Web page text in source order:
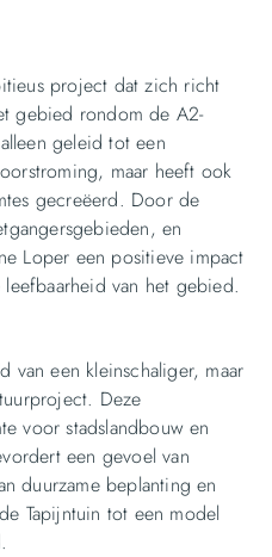
project dat zich richt
gebied rondom de A2-
geleid tot een
maar heeft ook
gecreëerd. Door de
en
Loper een positieve impact
van het gebied.
van een kleinschaliger, maar
Deze
voor stadslandbouw en
een gevoel van
duurzame beplanting en
Tapijntuin tot een model